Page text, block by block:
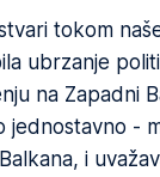
tokom
ubrzanje
na Zapadni
jednostavno -
i